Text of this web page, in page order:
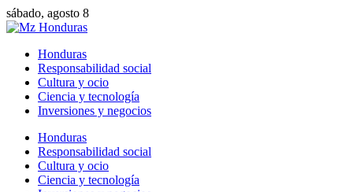
sábado, agosto 8
Honduras
Responsabilidad social
Cultura y ocio
Ciencia y tecnología
Inversiones y negocios
Honduras
Responsabilidad social
Cultura y ocio
Ciencia y tecnología